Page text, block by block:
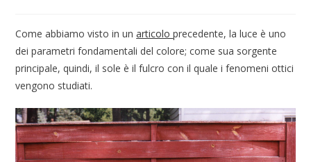
Come abbiamo visto in unarticoloprecedente, la luce è uno
dei parametri fondamentali del colore; come sua sorgente
principale, quindi, il sole è il fulcro con il quale i fenomeni ottici
vengono studiati.